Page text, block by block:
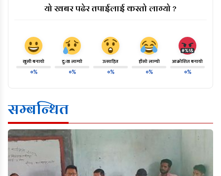
यो खबर पढेर तपाईलाई कस्तो लाग्यो ?
खुसी बनायो
०%
दु:ख लाग्यो
०%
उत्साहित
०%
हाँसो लाग्यो
०%
आक्रोशित बनायो
०%
सम्बन्धित